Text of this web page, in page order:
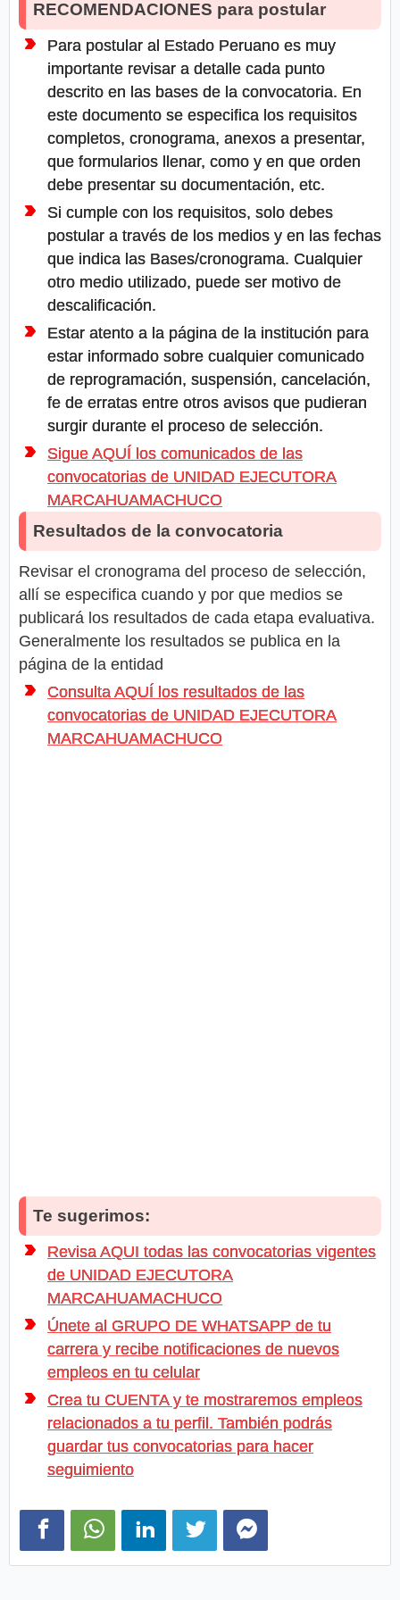
RECOMENDACIONES para postular
Para postular al Estado Peruano es muy
importante revisar a detalle cada punto
descrito en las bases de la convocatoria. En
este documento se especifica los requisitos
completos, cronograma, anexos a presentar,
que formularios llenar, como y en que orden
debe presentar su documentación, etc.
Si cumple con los requisitos, solo debes
postular a través de los medios y en las fechas
que indica las Bases/cronograma. Cualquier
otro medio utilizado, puede ser motivo de
descalificación.
Estar atento a la página de la institución para
estar informado sobre cualquier comunicado
de reprogramación, suspensión, cancelación,
fe de erratas entre otros avisos que pudieran
surgir durante el proceso de selección.
Sigue AQUÍ los comunicados de las
convocatorias de UNIDAD EJECUTORA
MARCAHUAMACHUCO
Resultados de la convocatoria
Revisar el cronograma del proceso de selección,
allí se especifica cuando y por que medios se
publicará los resultados de cada etapa evaluativa.
Generalmente los resultados se publica en la
página de la entidad
Consulta AQUÍ los resultados de las
convocatorias de UNIDAD EJECUTORA
MARCAHUAMACHUCO
Te sugerimos:
Revisa AQUI todas las convocatorias vigentes
de UNIDAD EJECUTORA
MARCAHUAMACHUCO
Únete al GRUPO DE WHATSAPP de tu
carrera y recibe notificaciones de nuevos
empleos en tu celular
Crea tu CUENTA y te mostraremos empleos
relacionados a tu perfil. También podrás
guardar tus convocatorias para hacer
seguimiento